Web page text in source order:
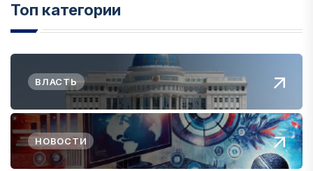
Топ категории
ВЛАСТЬ
НОВОСТИ